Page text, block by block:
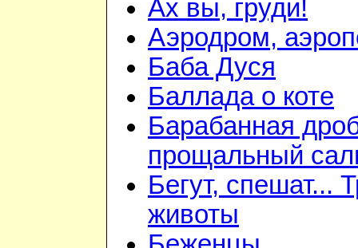
Ах вы, груди!
Аэродром,
Баба Дуся
Баллада о коте
Барабанная
прощальный
Бегут, спешат...
животы